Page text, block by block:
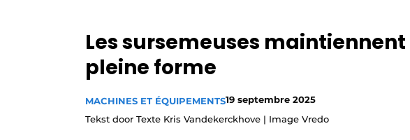
Les sursemeuses
pleine forme
MACHINES ET ÉQUIPEMENTS19 septembre 2025
Tekst door Texte Kris Vandekerckhove | Image Vredo